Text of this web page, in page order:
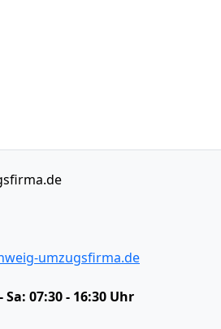
umzugsfirma.de
Sa: 07:30 - 16:30 Uhr